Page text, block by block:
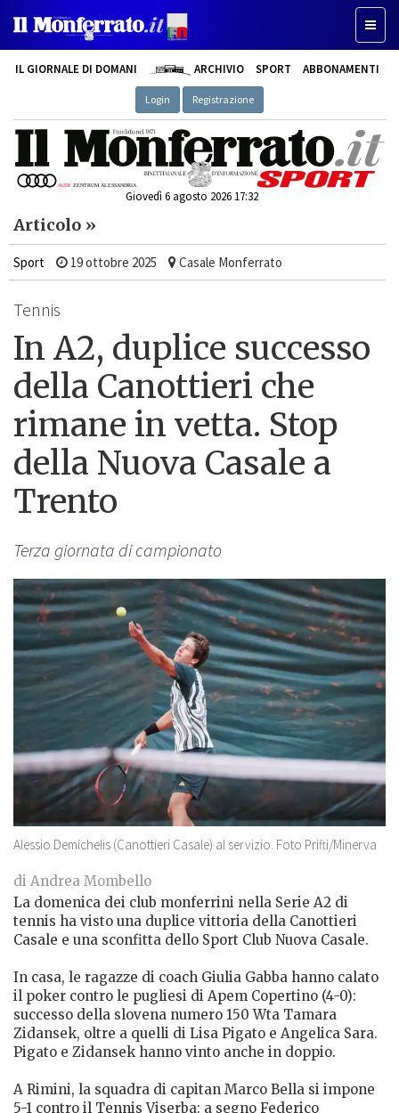
IL GIORNALE DI DOMANI ARCHIVIO SPORT ABBONAMENTI
Login Registrazione
Giovedì 6 agosto 2026 17:32
Articolo »
Sport 19 ottobre 2025 Casale Monferrato
Tennis
In A2, duplice successo
della Canottieri che
rimane in vetta. Stop
della Nuova Casale a
Trento
Terza giornata di campionato
Alessio Demichelis (Canottieri Casale) al servizio. Foto Prifti/Minerva
di Andrea Mombello
La domenica dei club monferrini nella Serie A2 di
tennis ha visto una duplice vittoria della Canottieri
Casale e una sconfitta dello Sport Club Nuova Casale.
In casa, le ragazze di coach Giulia Gabba hanno calato
il poker contro le pugliesi di Apem Copertino (4-0):
successo della slovena numero 150 Wta Tamara
Zidansek, oltre a quelli di Lisa Pigato e Angelica Sara.
Pigato e Zidansek hanno vinto anche in doppio.
A Rimini, la squadra di capitan Marco Bella si impone
5-1 contro il Tennis Viserba: a segno Federico